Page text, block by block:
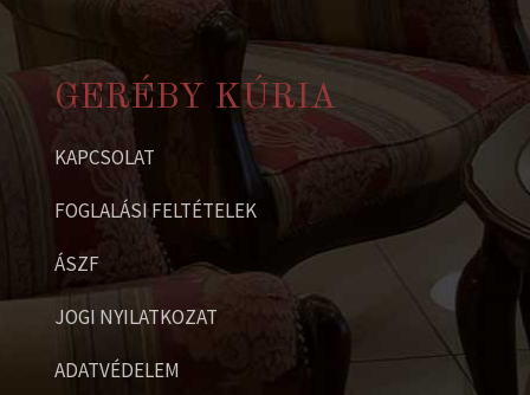
GERÉBY KÚRIA
KAPCSOLAT
FOGLALÁSI FELTÉTELEK
ÁSZF
JOGI NYILATKOZAT
ADATVÉDELEM